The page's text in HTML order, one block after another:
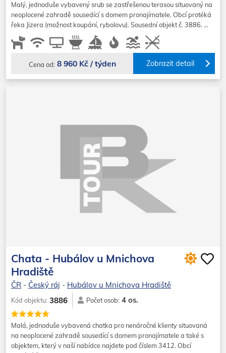
Malý, jednoduše vybavený srub se zastřešenou terasou situovaný na
neoplocené zahradě sousedící s domem pronajímatele. Obcí protéká
řeka Jizera (možnost koupání, rybolovu). Sousední objekt č. 3886. …
Cena od: 8 960 Kč / týden Zobrazit detail
Chata - Hubálov u Mnichova
Hradiště
ČR - Český ráj - Hubálov u Mnichova Hradiště
Kód objektu: 3886 Počet osob: 4 os.
Malá, jednoduše vybavená chatka pro nenáročné klienty situovaná
na neoplocené zahradě sousedící s domem pronajímatele a také s
objektem, který v naší nabídce najdete pod číslem 3412. Obcí